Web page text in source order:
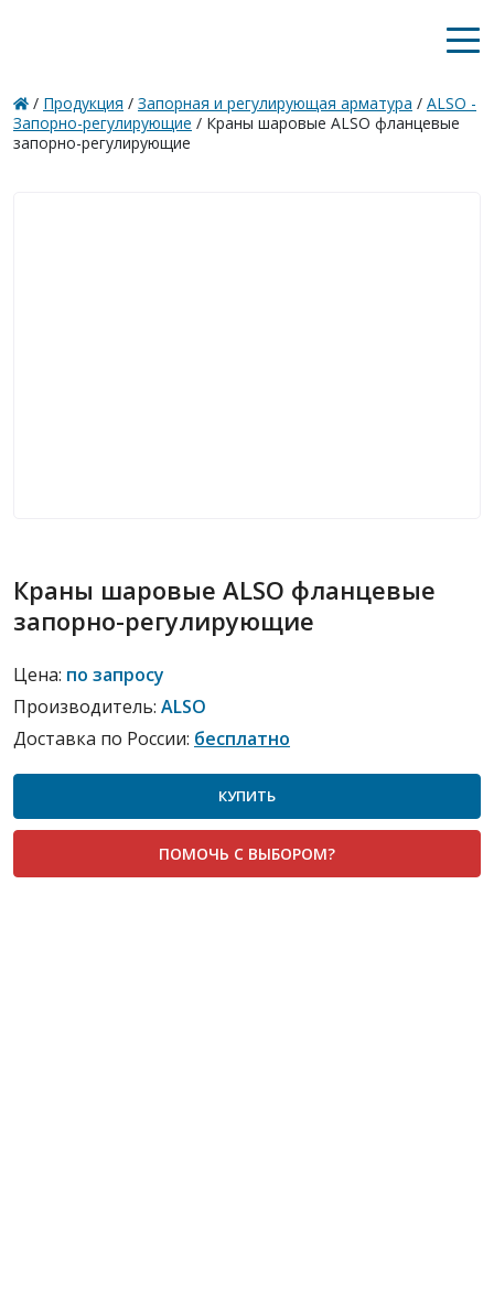
/ Продукция / Запорная и регулирующая арматура / ALSO -
Запорно-регулирующие / Краны шаровые ALSO фланцевые
запорно-регулирующие
Краны шаровые ALSO фланцевые
запорно-регулирующие
Цена: по запросу
Производитель: ALSO
Доставка по России: бесплатно
КУПИТЬ
ПОМОЧЬ С ВЫБОРОМ?